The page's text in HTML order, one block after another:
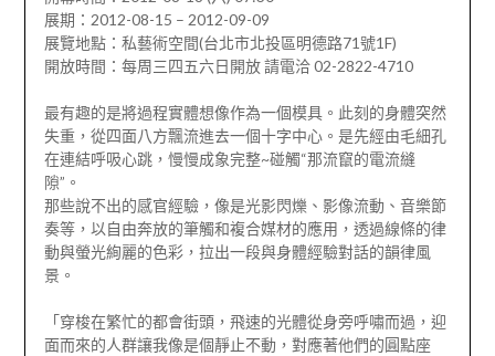
展期：2012-08-15 – 2012-09-09
展覽地點：私藝術空間(台北市北投區明德路71號1F)
開放時間：每周三四五六日開放 請電洽 02-2822-4710
最有趣的是將過程實體想像作為一個模具。此刻的身體突然
失重，從四面八方飄流進去一個十字中心。是先經由毛細孔
在連結呼吸心跳，慢慢成象完整~碰觸“那流竄的電流縫
隙”。
那些說不出的感官經驗，像是光影閃爍、影像流動、音樂節
奏等，以自由奔放的筆觸和複合媒材的應用，透過線條的律
動與螢光絢麗的色彩，拉出一段與身體經驗對話的韻律風
景。
「穿梭在繁忙的都會街頭，飛速的光體從身旁呼嘯而過，迎
面而來的人群讓我像是個靜止不動，對應著他們的圓點座